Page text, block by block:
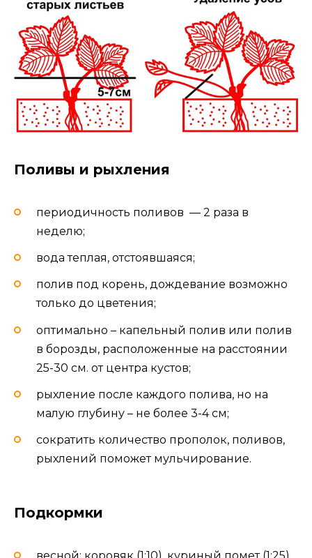
Поливы и рыхления
периодичность поливов — 2 раза в
неделю;
вода теплая, отстоявшаяся;
полив под корень, дождевание возможно
только до цветения;
оптимально – капельный полив или полив
в борозды, расположенные на расстоянии
25-30 см. от центра кустов;
рыхление после каждого полива, но на
малую глубину – не более 3-4 см;
сократить количество прополок, поливов,
рыхлений поможет мульчирование.
Подкормки